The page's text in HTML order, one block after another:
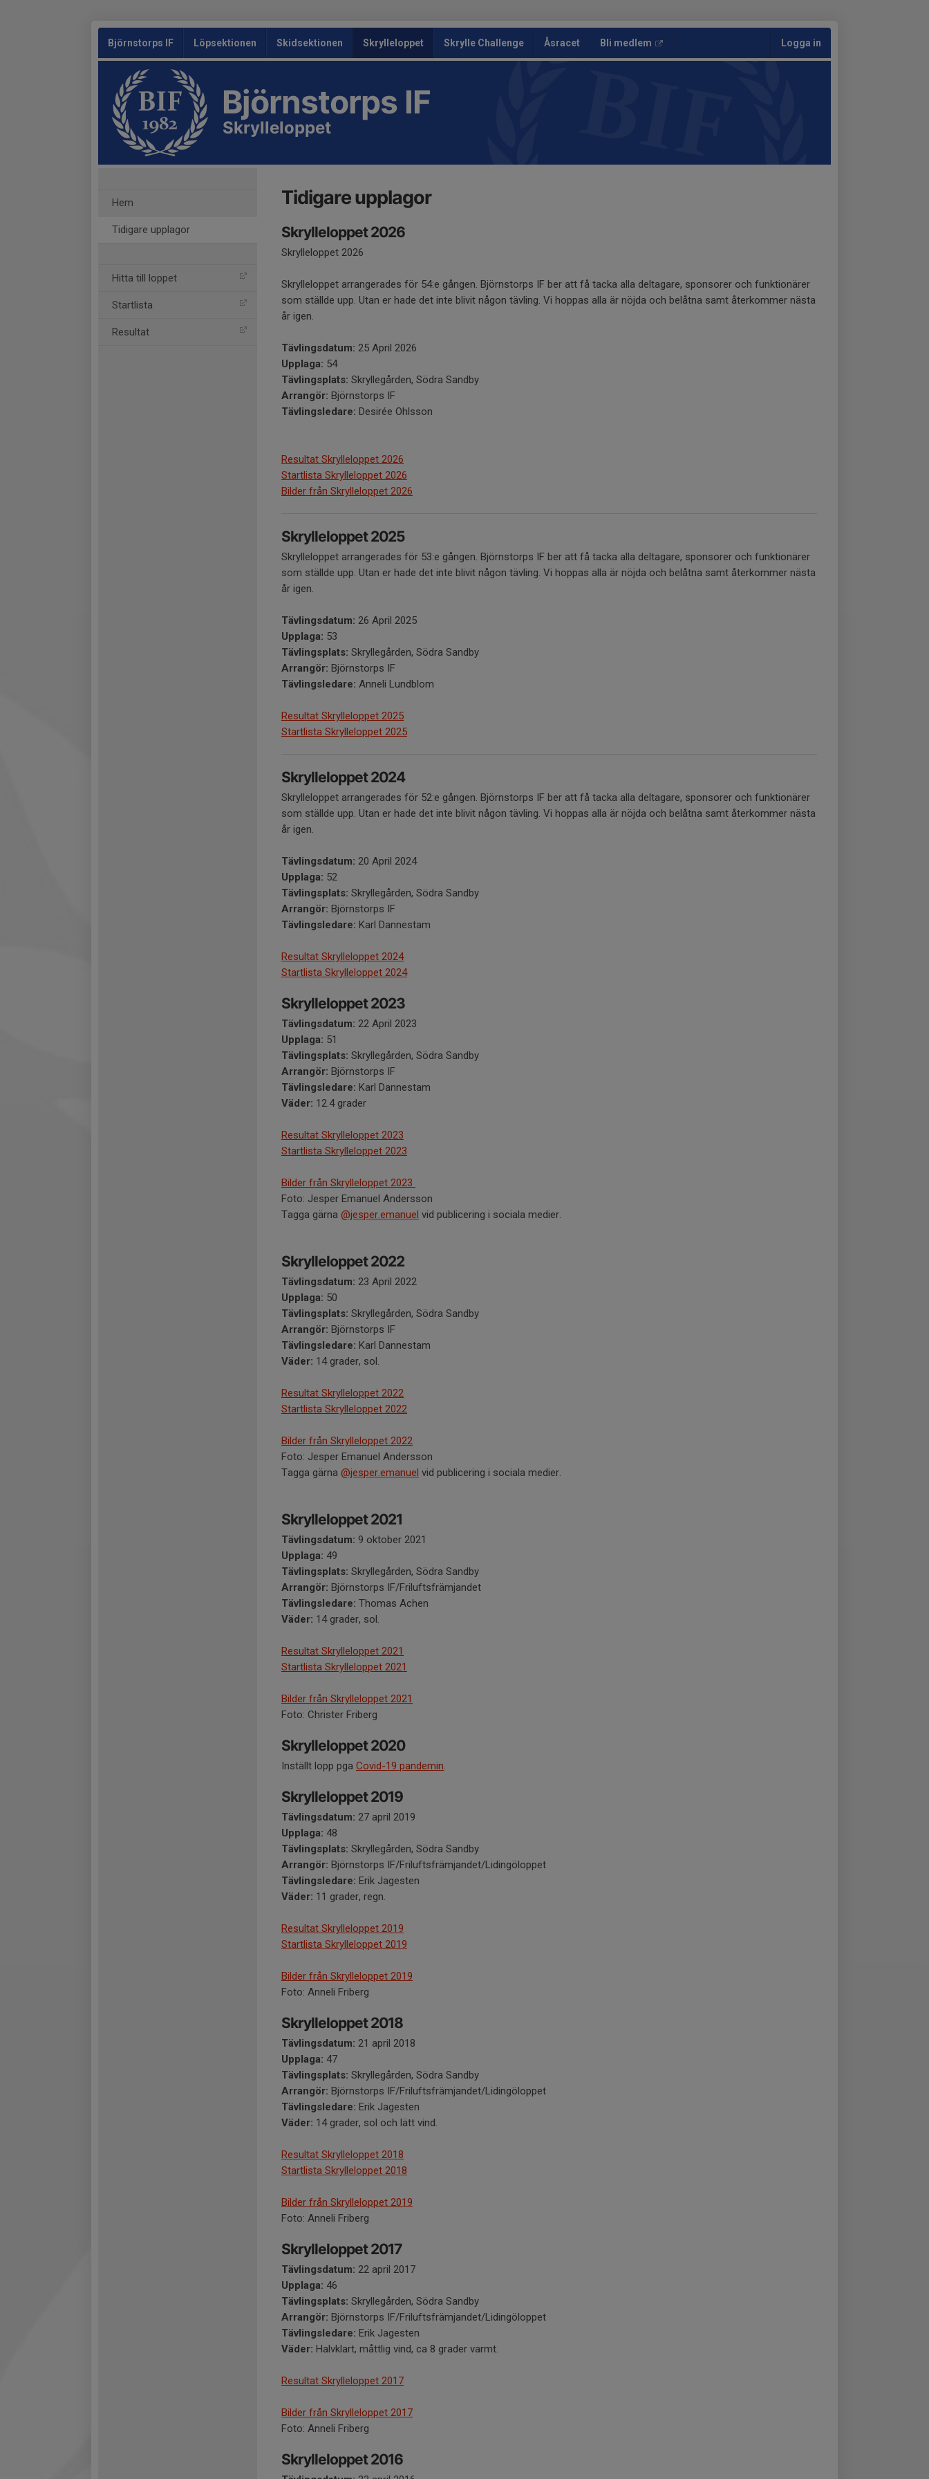
Björnstorps IF Löpsektionen Skidsektionen Skrylleloppet Skrylle Challenge Åsracet Bli medlem Logga in
Björnstorps IF
Skrylleloppet
Hem
Tidigare upplagor
Hitta till loppet
Startlista
Resultat
Tidigare upplagor
Skrylleloppet 2026
Skrylleloppet 2026
Skrylleloppet arrangerades för 54:e gången. Björnstorps IF ber att få tacka alla deltagare, sponsorer och funktionärer
som ställde upp. Utan er hade det inte blivit någon tävling. Vi hoppas alla är nöjda och belåtna samt återkommer nästa
år igen.
Tävlingsdatum: 25 April 2026
Upplaga: 54
Tävlingsplats: Skryllegården, Södra Sandby​
Arrangör: Björnstorps IF
Tävlingsledare: Desirée Ohlsson
Resultat Skrylleloppet 2026
Startlista Skrylleloppet 2026
Bilder från Skrylleloppet 2026
Skrylleloppet 2025
Skrylleloppet arrangerades för 53:e gången. Björnstorps IF ber att få tacka alla deltagare, sponsorer och funktionärer
som ställde upp. Utan er hade det inte blivit någon tävling. Vi hoppas alla är nöjda och belåtna samt återkommer nästa
år igen.
Tävlingsdatum: 26 April 2025
Upplaga: 53
Tävlingsplats: Skryllegården, Södra Sandby​
Arrangör: Björnstorps IF
Tävlingsledare: Anneli Lundblom
Resultat Skrylleloppet 2025
Startlista Skrylleloppet 2025
Skrylleloppet 2024
Skrylleloppet arrangerades för 52:e gången. Björnstorps IF ber att få tacka alla deltagare, sponsorer och funktionärer
som ställde upp. Utan er hade det inte blivit någon tävling. Vi hoppas alla är nöjda och belåtna samt återkommer nästa
år igen.
Tävlingsdatum: 20 April 2024
Upplaga: 52
Tävlingsplats: Skryllegården, Södra Sandby​
Arrangör: Björnstorps IF
Tävlingsledare: Karl Dannestam
Resultat Skrylleloppet 2024
Startlista Skrylleloppet 2024
Skrylleloppet 2023
Tävlingsdatum: 22 April 2023
Upplaga: 51
Tävlingsplats: Skryllegården, Södra Sandby​
Arrangör: Björnstorps IF
Tävlingsledare: Karl Dannestam
Väder: 12.4 grader
Resultat Skrylleloppet 2023
Startlista Skrylleloppet 2023
Bilder från Skrylleloppet 2023
Foto: Jesper Emanuel Andersson
Tagga gärna @jesper.emanuel vid publicering i sociala medier.
Skrylleloppet 2022
Tävlingsdatum: 23 April 2022
​Upplaga: 50
Tävlingsplats: Skryllegården, Södra Sandby
Arrangör: Björnstorps IF
Tävlingsledare: Karl Dannestam
Väder: 14 grader, sol.
Resultat Skrylleloppet 2022
Startlista Skrylleloppet 2022
Bilder från Skrylleloppet 2022
Foto: Jesper Emanuel Andersson
Tagga gärna @jesper.emanuel vid publicering i sociala medier.
Skrylleloppet 2021
Tävlingsdatum: 9 oktober 2021
Upplaga: 49
Tävlingsplats: Skryllegården, Södra Sandby
Arrangör: Björnstorps IF/Friluftsfrämjandet
Tävlingsledare: Thomas Achen
Väder: 14 grader, sol.
Resultat Skrylleloppet 2021
Startlista Skrylleloppet 2021
Bilder från Skrylleloppet 2021
Foto: Christer Friberg
Skrylleloppet 2020
Inställt lopp pga Covid-19 pandemin.
Skrylleloppet 2019
Tävlingsdatum: 27 april 2019
​Upplaga: 48
Tävlingsplats: Skryllegården, Södra Sandby
Arrangör: Björnstorps IF/Friluftsfrämjandet/Lidingöloppet
Tävlingsledare: Erik Jagesten
Väder: 11 grader, regn.
Resultat Skrylleloppet 2019
Startlista Skrylleloppet 2019
Bilder från Skrylleloppet 2019
Foto: Anneli Friberg
Skrylleloppet 2018
Tävlingsdatum: 21 april 2018
​Upplaga: 47
Tävlingsplats: Skryllegården, Södra Sandby
Arrangör: Björnstorps IF/Friluftsfrämjandet/Lidingöloppet
Tävlingsledare: Erik Jagesten
Väder: 14 grader, sol och lätt vind.
Resultat Skrylleloppet 2018
Startlista Skrylleloppet 2018
Bilder från Skrylleloppet 2019
Foto: Anneli Friberg
Skrylleloppet 2017
Tävlingsdatum: 22 april 2017
Upplaga: 46
Tävlingsplats: Skryllegården, Södra Sandby
Arrangör: Björnstorps IF/Friluftsfrämjandet/Lidingöloppet
Tävlingsledare: Erik Jagesten
Väder: Halvklart, måttlig vind, ca 8 grader varmt.
Resultat Skrylleloppet 2017
Bilder från Skrylleloppet 2017
Foto: Anneli Friberg
Skrylleloppet 2016